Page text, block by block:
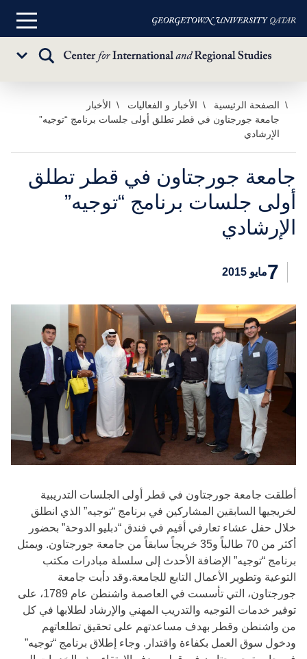
تخطي
المحتوى
الرئيسي
القائمة
تبديل
الصفحة الرئيسية الأخبار و الفعاليات
الأخبار
جامعة جورجتاون في قطر تطلق أولى جلسات برنامج “توجيه”
الإرشادي
جامعة جورجتاون في قطر تطلق
أولى جلسات برنامج “توجيه”
الإرشادي
7مايو 2015
أطلقت جامعة جورجتاون في قطر أولى الجلسات التدريبية
لخريجيها السابقين المشاركين في برنامج “توجيه” الذي انطلق
خلال حفل عشاء تعارفي أقيم في فندق “دبليو الدوحة” بحضور
أكثر من 70 طالباً و35 خريجاً سابقاً من جامعة جورجتاون. ويمثل
برنامج “توجيه” الإضافة الأحدث إلى سلسلة مبادرات مكتب
التوعية وتطوير الأعمال التابع للجامعة.وقد دأبت جامعة
جورجتاون، التي تأسست في العاصمة واشنطن عام 1789، على
توفير خدمات التوجيه والتدريب المهني والإرشاد لطلابها في كل
من واشنطن وقطر بهدف مساعدتهم على تحقيق تطلعاتهم
ودخول سوق العمل بكفاءة واقتدار. وجاء إطلاق برنامج “توجيه”